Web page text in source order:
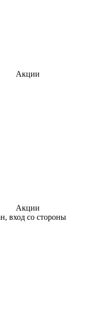
Акции
Акции
вход со стороны